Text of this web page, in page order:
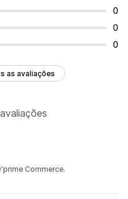
0
0
0
as avaliações
Commerce.